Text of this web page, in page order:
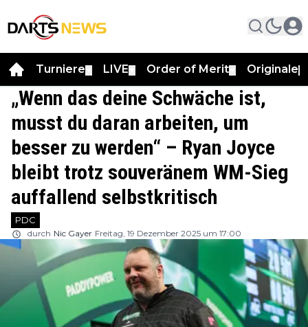
Turniere LIVE Order of Merit Originale
„Wenn das deine Schwäche ist,
musst du daran arbeiten, um
besser zu werden“ – Ryan Joyce
bleibt trotz souveränem WM-Sieg
auffallend selbstkritisch
PDC
durch Nic Gayer Freitag, 19 Dezember 2025 um 17:00